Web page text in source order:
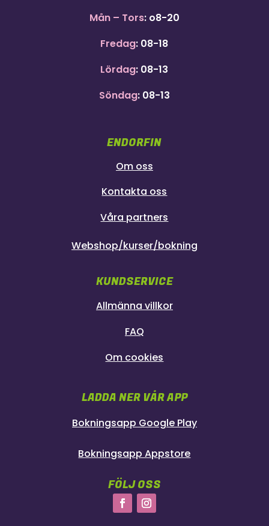
Mån – Tors: o8-20
Fredag: 08-18
Lördag: 08-13
Söndag: 08-13
ENDORFIN
Om oss
Kontakta oss
Våra partners
Webshop/kurser/bokning
KUNDSERVICE
Allmänna villkor
FAQ
Om cookies
LADDA NER VÅR APP
Bokningsapp Google Play
Bokningsapp Appstore
FÖLJ OSS